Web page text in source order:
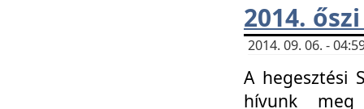
2014.
2014. 09. 06. -
A hegesztési
hívunk